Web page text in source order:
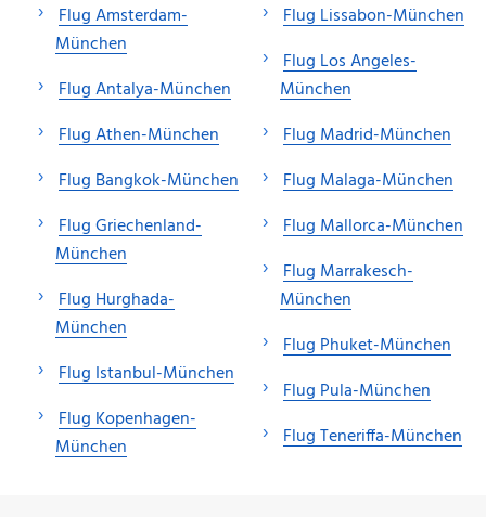
Flug Amsterdam-
München
Flug Antalya-München
Flug Athen-München
Flug Bangkok-München
Flug Griechenland-
München
Flug Hurghada-
München
Flug Istanbul-München
Flug Kopenhagen-
München
Flug Lissabon-München
Flug Los Angeles-
München
Flug Madrid-München
Flug Malaga-München
Flug Mallorca-München
Flug Marrakesch-
München
Flug Phuket-München
Flug Pula-München
Flug Teneriffa-München